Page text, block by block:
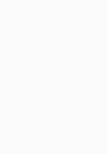
на металлообработку.